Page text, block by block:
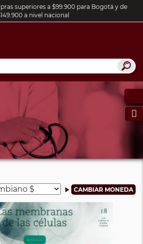
superiores a $99.900 para Bogotá y de
a nivel nacional
